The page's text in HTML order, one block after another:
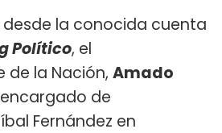
la conocida cuenta
Político, el
de la Nación, Amado
de
Fernández en